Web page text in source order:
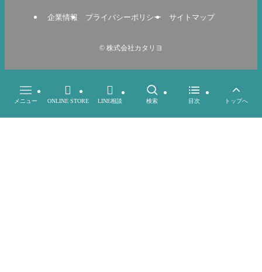
企業情報 プライバシーポリシー サイトマップ
© 株式会社カタリヨ
メニュー ONLINE STORE LINE相談 検索 目次 トップへ